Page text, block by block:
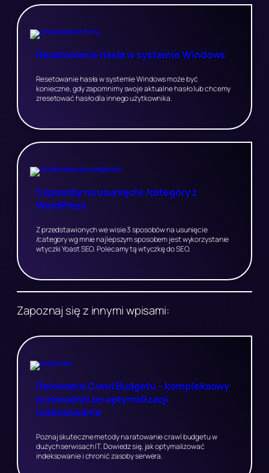
Resetowanie hasła w systemie Windows
Resetowanie hasła w systemie Windows może być
konieczne, gdy zapomnimy swoje aktualne hasło lub chcemy
zresetować hasło dla innego użytkownika.
3 sposoby na usunięcie /category z
WordPress
Z przedstawionych we wisie 3 sposobów na usunięcie
/category wg mnie najlepszym sposobem jest wykorzystanie
wtyczki Yoast SEO. Polecamy tą wtyczkę do SEO.
Zapoznaj się z innymi wpisami:
Ratowanie Crawl Budgetu – kompleksowy
przewodnik po optymalizacji
indeksowania
Poznaj skuteczne metody na ratowanie crawl budgetu w
dużych serwisach IT. Dowiedz się, jak optymalizować
indeksowanie i chronić zasoby serwera.